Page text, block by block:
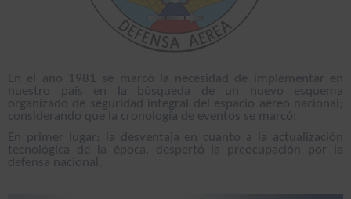
En el año 1981 se marcó la necesidad de implementar en
nuestro país en la búsqueda de un nuevo esquema
organizado de seguridad integral del espacio aéreo nacional;
considerando que la cronología de eventos se marcó:
En primer lugar: la desventaja en cuanto a la actualización
tecnológica de la época, despertó la preocupación por la
defensa nacional.